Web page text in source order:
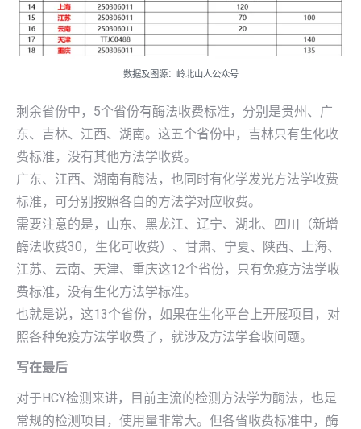
数据及图源：岭北山人公众号
剩余省份中，5个省份有酶法收费标准，分别是贵州、广
东、吉林、江西、湖南。这五个省份中，吉林只有生化收
费标准，没有其他方法学收费。
广东、江西、湖南有酶法，也同时有化学发光方法学收费
标准，可分别按照各自的方法学对应收费。
需要注意的是，山东、黑龙江、辽宁、湖北、四川（新增
酶法收费30，生化可收费）、甘肃、宁夏、陕西、上海、
江苏、云南、天津、重庆这12个省份，只有免疫方法学收
费标准，没有生化方法学标准。
也就是说，这13个省份，如果在生化平台上开展项目，对
照各种免疫方法学收费了，就涉及方法学套收问题。
写在最后
对于HCY检测来讲，目前主流的检测方法学为酶法，也是
常规的检测项目，使用量非常大。但各省收费标准中，酶